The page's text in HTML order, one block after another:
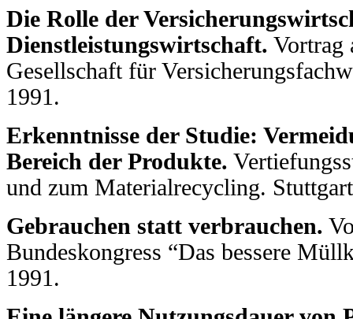
Die Rolle der
Dienstleistungswirtschaft. Vortrag
Gesellschaft für
1991.
Erkenntnisse der Studie:
Bereich der Produkte.
und zum Materialrecycling.
Gebrauchen statt verbrauchen.
Bundeskongress “Das bessere
1991.